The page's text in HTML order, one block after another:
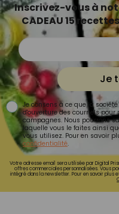
Inscrivez-vous à
CADEAU 15 recettes
Je
Je consens à ce que la
d'ouverture des courriels
campagnes. Nous pourrons
laquelle vous le faites ainsi
vous utilisez. Pour en savoir
confidentialité.
Votre adresse email sera utilisée par Digital
offres commerciales personnalisées. Vous
intégré dans la newsletter. Pour en savoir plus